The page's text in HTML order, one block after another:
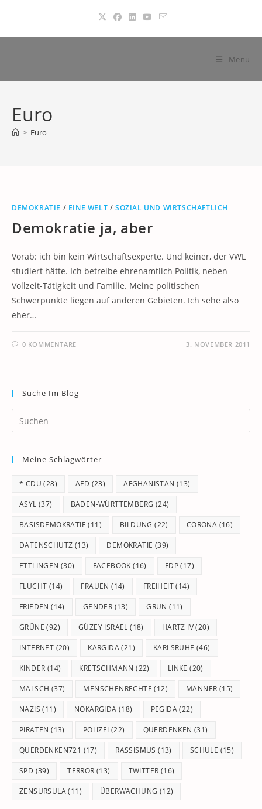
springen
Menü
Euro
> Euro
DEMOKRATIE / EINE WELT /SOZIAL UND WIRTSCHAFTLICH
Demokratie ja, aber
Vorab: ich bin kein Wirtschaftsexperte. Und keiner, der VWL
studiert hätte. Ich betreibe ehrenamtlich Politik, neben
Vollzeit-Tätigkeit und Familie. Meine politischen
Schwerpunkte liegen auf anderen Gebieten. Ich sehe also
eher…
0 KOMMENTARE 3. NOVEMBER 2011
Suche Im Blog
Meine Schlagwörter
* CDU (28) AFD (23) AFGHANISTAN (13)
ASYL (37) BADEN-WÜRTTEMBERG (24)
BASISDEMOKRATIE (11) BILDUNG (22) CORONA (16)
DATENSCHUTZ (13) DEMOKRATIE (39)
ETTLINGEN (30) FACEBOOK (16) FDP(17)
FLUCHT (14) FRAUEN (14) FREIHEIT(14)
FRIEDEN (14) GENDER (13) GRÜN (11)
GRÜNE (92) GÜZEY ISRAEL (18) HARTZ IV(20)
INTERNET (20) KARGIDA(21) KARLSRUHE (46)
KINDER (14) KRETSCHMANN (22) LINKE (20)
MALSCH (37) MENSCHENRECHTE (12) MÄNNER (15)
NAZIS (11) NOKARGIDA (18) PEGIDA(22)
PIRATEN (13) POLIZEI (22) QUERDENKEN (31)
QUERDENKEN721 (17) RASSISMUS (13) SCHULE (15)
SPD (39) TERROR (13) TWITTER (16)
ZENSURSULA(11) ÜBERWACHUNG (12)